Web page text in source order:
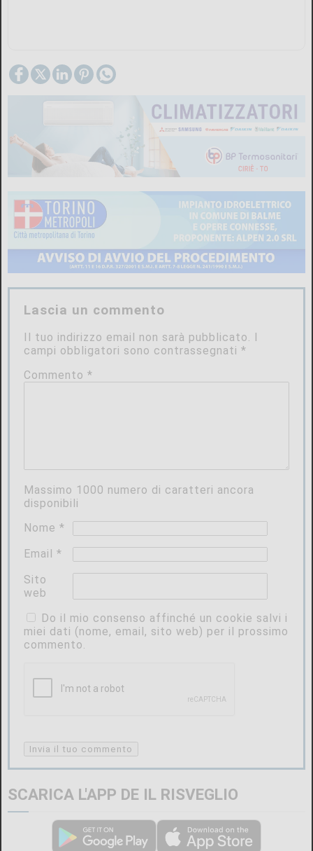
Lascia un commento
Il tuo indirizzo email non sarà pubblicato.
campi obbligatori sono contrassegnati*
Commento*
Massimo 1000 numero di caratteri ancora
disponibili
Nome*
Email*
Sito
web
Do il mio consenso affinché un cookie salvi i
miei dati (nome, email, sito web) per il prossimo
commento.
SCARICA L'APP DE IL RISVEGLIO